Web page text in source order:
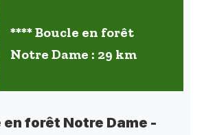
**** Boucle en forêt
Notre Dame : 29 km
forêt Notre Dame -